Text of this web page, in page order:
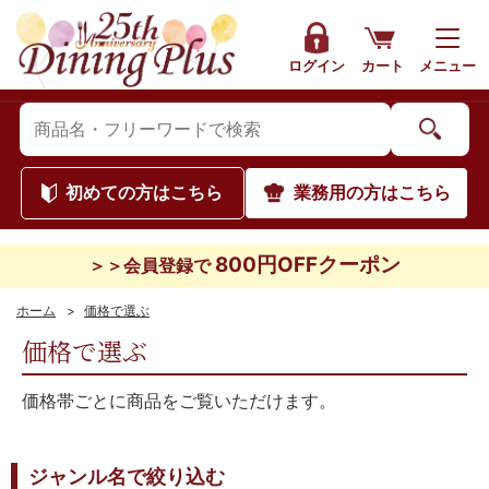
ログイン カート メニュー
初めての方はこちら 業務用の方はこちら
＞＞会員登録で 800円OFFクーポン
ホーム > 価格で選ぶ
価格で選ぶ
価格帯ごとに商品をご覧いただけます。
ジャンル名で絞り込む